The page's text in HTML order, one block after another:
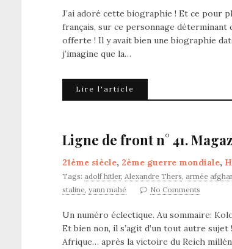
J’ai adoré cette biographie ! Et ce pour
français, sur ce personnage
offerte ! Il y avait bien une biographie
j’imagine que la…
Lire l'article
Ligne de front n° 41.
21ème siècle, 2ème guerre mondiale,
Tags: adolf hitler, Alexandre Thers, armée
staline, yann mahé No Comments
Un numéro éclectique. Au sommaire:
Et bien non, il s’agit d’un tout autre
Afrique… après la victoire du Reich